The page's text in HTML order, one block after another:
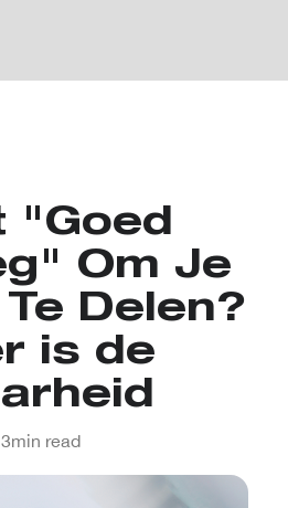
"Goed
Om Je
Delen?
is de
3min read